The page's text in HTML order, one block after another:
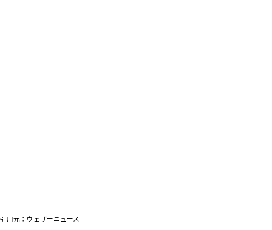
引用元：ウェザーニュース